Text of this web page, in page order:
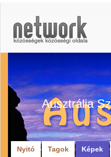
Ausztrália
Nyitó Tagok Képek